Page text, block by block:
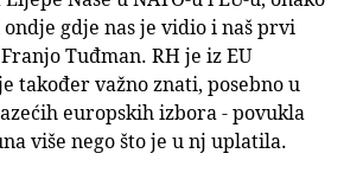
gdje nas je vidio i naš prvi
Tuđman. RH je iz EU
također važno znati, posebno u
europskih izbora - povukla
više nego što je u nj uplatila.